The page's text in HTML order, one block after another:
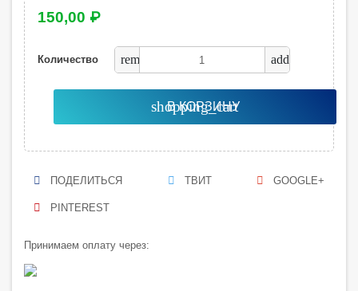
150,00 ₽
Количество remove add
shopping_cart
В КОРЗИНУ
ПОДЕЛИТЬСЯ ТВИТ GOOGLE+
PINTEREST
Принимаем оплату через: